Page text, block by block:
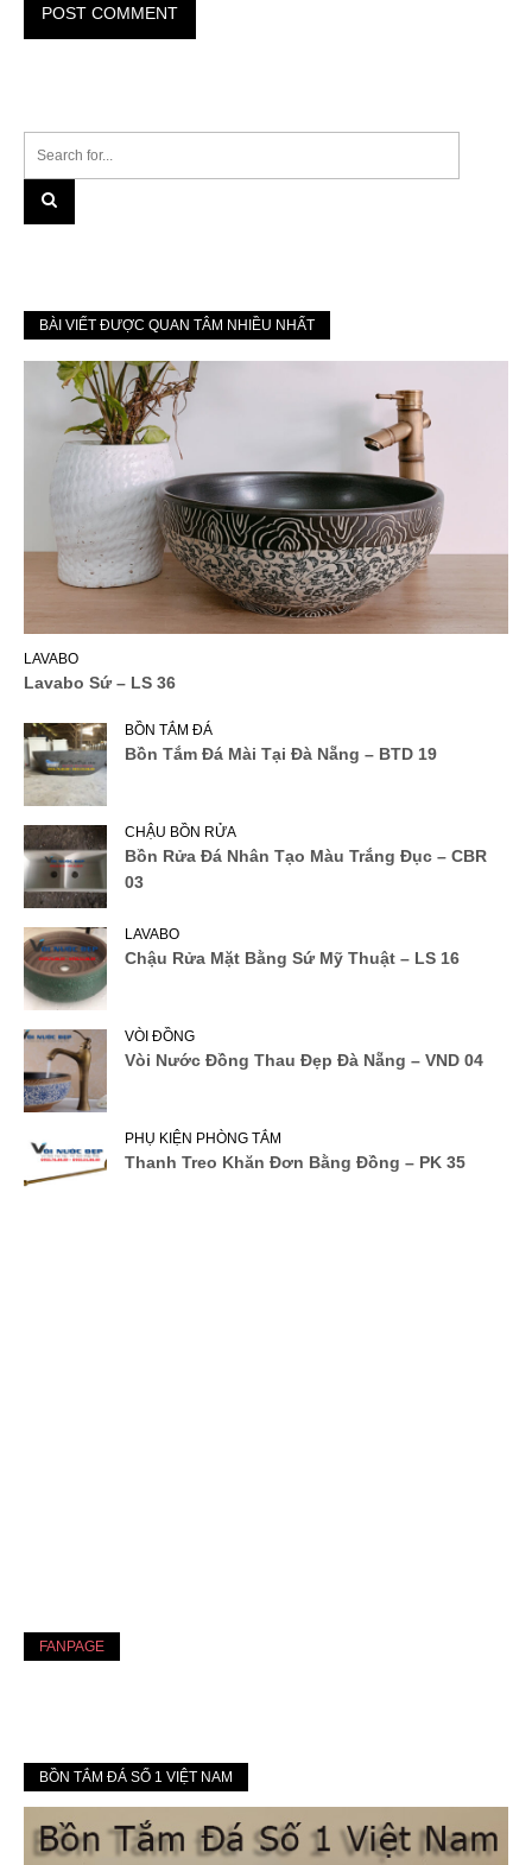
BÀI VIẾT ĐƯỢC QUAN TÂM NHIỀU NHẤT
LAVABO
Lavabo Sứ – LS 36
BỒN TẮM ĐÁ
Bồn Tắm Đá Mài Tại Đà Nẵng – BTD 19
CHẬU BỒN RỬA
Bồn Rửa Đá Nhân Tạo Màu Trắng Đục – CBR
03
LAVABO
Chậu Rửa Mặt Bằng Sứ Mỹ Thuật – LS 16
VÒI ĐỒNG
Vòi Nước Đồng Thau Đẹp Đà Nẵng – VND 04
PHỤ KIỆN PHÒNG TẮM
Thanh Treo Khăn Đơn Bằng Đồng – PK 35
FANPAGE
BỒN TẮM ĐÁ SỐ 1 VIỆT NAM